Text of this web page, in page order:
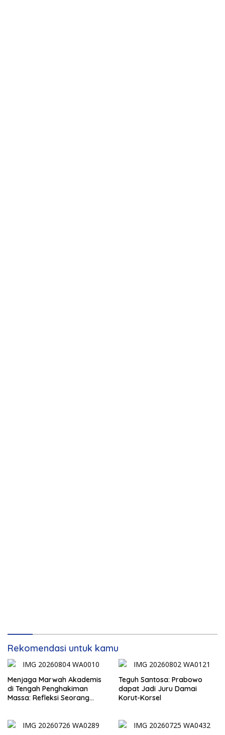
Rekomendasi untuk kamu
Menjaga Marwah Akademis
di Tengah Penghakiman
Massa: Refleksi Seorang
Teguh Santosa: Prabowo
dapat Jadi Juru Damai
Korut-Korsel